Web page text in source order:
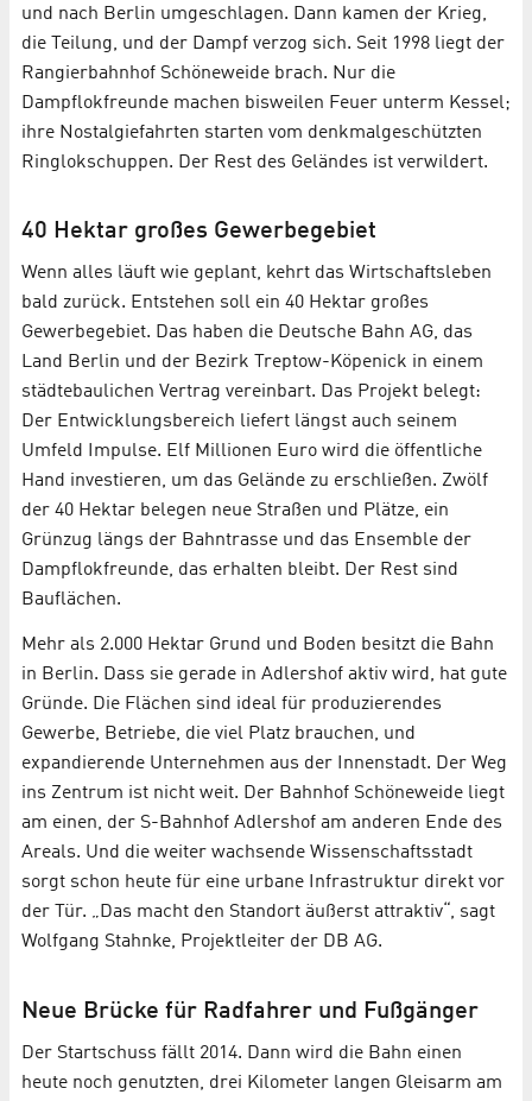
und nach Berlin umgeschlagen. Dann kamen der Krieg,
die Teilung, und der Dampf verzog sich. Seit 1998 liegt der
Rangierbahnhof Schöneweide brach. Nur die
Dampflokfreunde machen bisweilen Feuer unterm Kessel;
ihre Nostalgiefahrten starten vom denkmalgeschützten
Ringlokschuppen. Der Rest des Geländes ist verwildert.
40 Hektar großes Gewerbegebiet
Wenn alles läuft wie geplant, kehrt das Wirtschaftsleben
bald zurück. Entstehen soll ein 40 Hektar großes
Gewerbegebiet. Das haben die Deutsche Bahn AG, das
Land Berlin und der Bezirk Treptow-Köpenick in einem
städtebaulichen Vertrag vereinbart. Das Projekt belegt:
Der Entwicklungsbereich liefert längst auch seinem
Umfeld Impulse. Elf Millionen Euro wird die öffentliche
Hand investieren, um das Gelände zu erschließen. Zwölf
der 40 Hektar belegen neue Straßen und Plätze, ein
Grünzug längs der Bahntrasse und das Ensemble der
Dampflokfreunde, das erhalten bleibt. Der Rest sind
Bauflächen.
Mehr als 2.000 Hektar Grund und Boden besitzt die Bahn
in Berlin. Dass sie gerade in Adlershof aktiv wird, hat gute
Gründe. Die Flächen sind ideal für produzierendes
Gewerbe, Betriebe, die viel Platz brauchen, und
expandierende Unternehmen aus der Innenstadt. Der Weg
ins Zentrum ist nicht weit. Der Bahnhof Schöneweide liegt
am einen, der S-Bahnhof Adlershof am anderen Ende des
Areals. Und die weiter wachsende Wissenschaftsstadt
sorgt schon heute für eine urbane Infrastruktur direkt vor
der Tür. „Das macht den Standort äußerst attraktiv“, sagt
Wolfgang Stahnke, Projektleiter der DB AG.
Neue Brücke für Radfahrer und Fußgänger
Der Startschuss fällt 2014. Dann wird die Bahn einen
heute noch genutzten, drei Kilometer langen Gleisarm am